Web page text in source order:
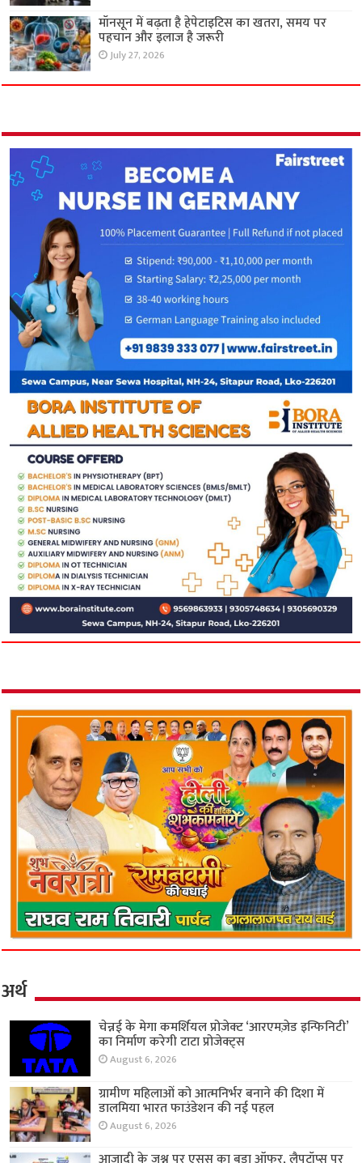
मॉनसून में बढ़ता है हेपेटाइटिस का खतरा, समय पर
पहचान और इलाज है जरूरी
July 27, 2026
अर्थ
चेन्नई के मेगा कमर्शियल प्रोजेक्ट ‘आरएमज़ेड इन्फिनिटी’
का निर्माण करेगी टाटा प्रोजेक्ट्स
August 6, 2026
ग्रामीण महिलाओं को आत्मनिर्भर बनाने की दिशा में
डालमिया भारत फाउंडेशन की नई पहल
August 6, 2026